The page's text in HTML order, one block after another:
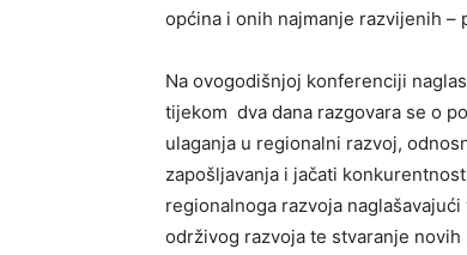
općina i onih najmanje razvijenih –
Na ovogodišnjoj konferenciji
tijekom dva dana razgovara se o
ulaganja u regionalni razvoj,
zapošljavanja i jačati
regionalnoga razvoja
održivog razvoja te stvaranje